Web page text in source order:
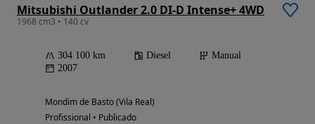
Mitsubishi Outlander 2.0 DI-D Intense+ 4WD
1968 cm3 • 140 cv
304 100 km Diesel
Manual
2007
Mondim de Basto (Vila Real)
Profissional • Publicado